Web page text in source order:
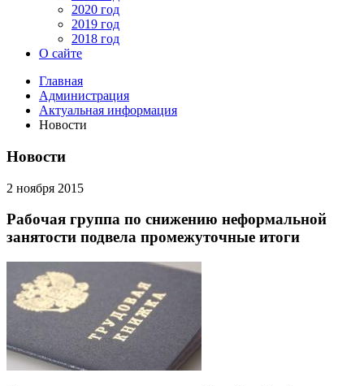
2020 год
2019 год
2018 год
О сайте
Главная
Администрация
Актуальная информация
Новости
Новости
2 ноября 2015
Рабочая группа по снижению неформальной
занятости подвела промежуточные итоги